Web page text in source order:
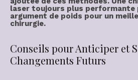
laser toujours plus performante
argument de poids pour un
chirurgie.
Conseils pour Anticiper et
Changements Futurs